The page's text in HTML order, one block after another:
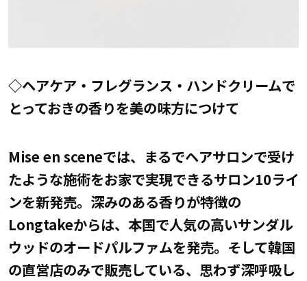
◇ヘアケア・フレグランス・ハンドクリームで
とっておきの香りを美の味方につけて
Mise en sceneでは、まるでヘアサロンで受け
たような施術をお家で実現できるサロン10ライ
ンを新発売。深みのある香りが特徴の
Longtakeからは、本国で人気の高いサンダル
ウッドのオードパルファムを発売。そして韓国
の直営店のみで販売している、思わず深呼吸し